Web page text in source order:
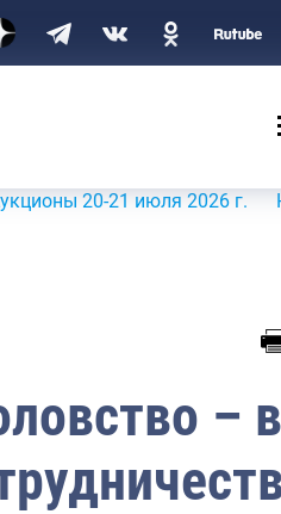
21 июля 2026 г. На
– в